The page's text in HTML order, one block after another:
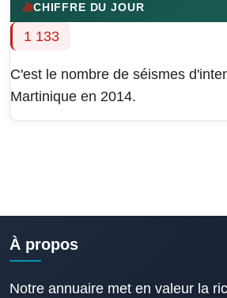
CHIFFRE DU JOUR
1 133
C'est le nombre de séismes
Martinique en 2014.
À propos
Notre annuaire met en valeur la